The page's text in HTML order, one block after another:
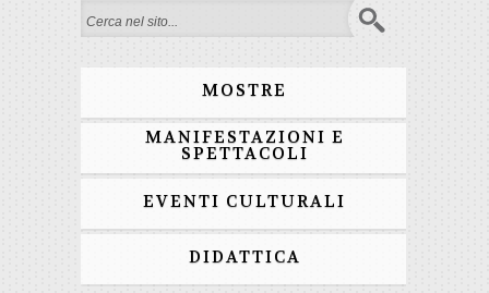
Form di ricerca
MOSTRE
MANIFESTAZIONI E
SPETTACOLI
EVENTI CULTURALI
DIDATTICA